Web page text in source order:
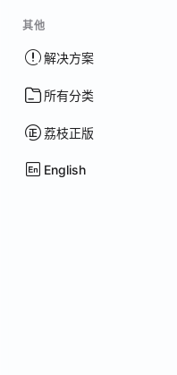
其他
解决方案
所有分类
荔枝正版
English